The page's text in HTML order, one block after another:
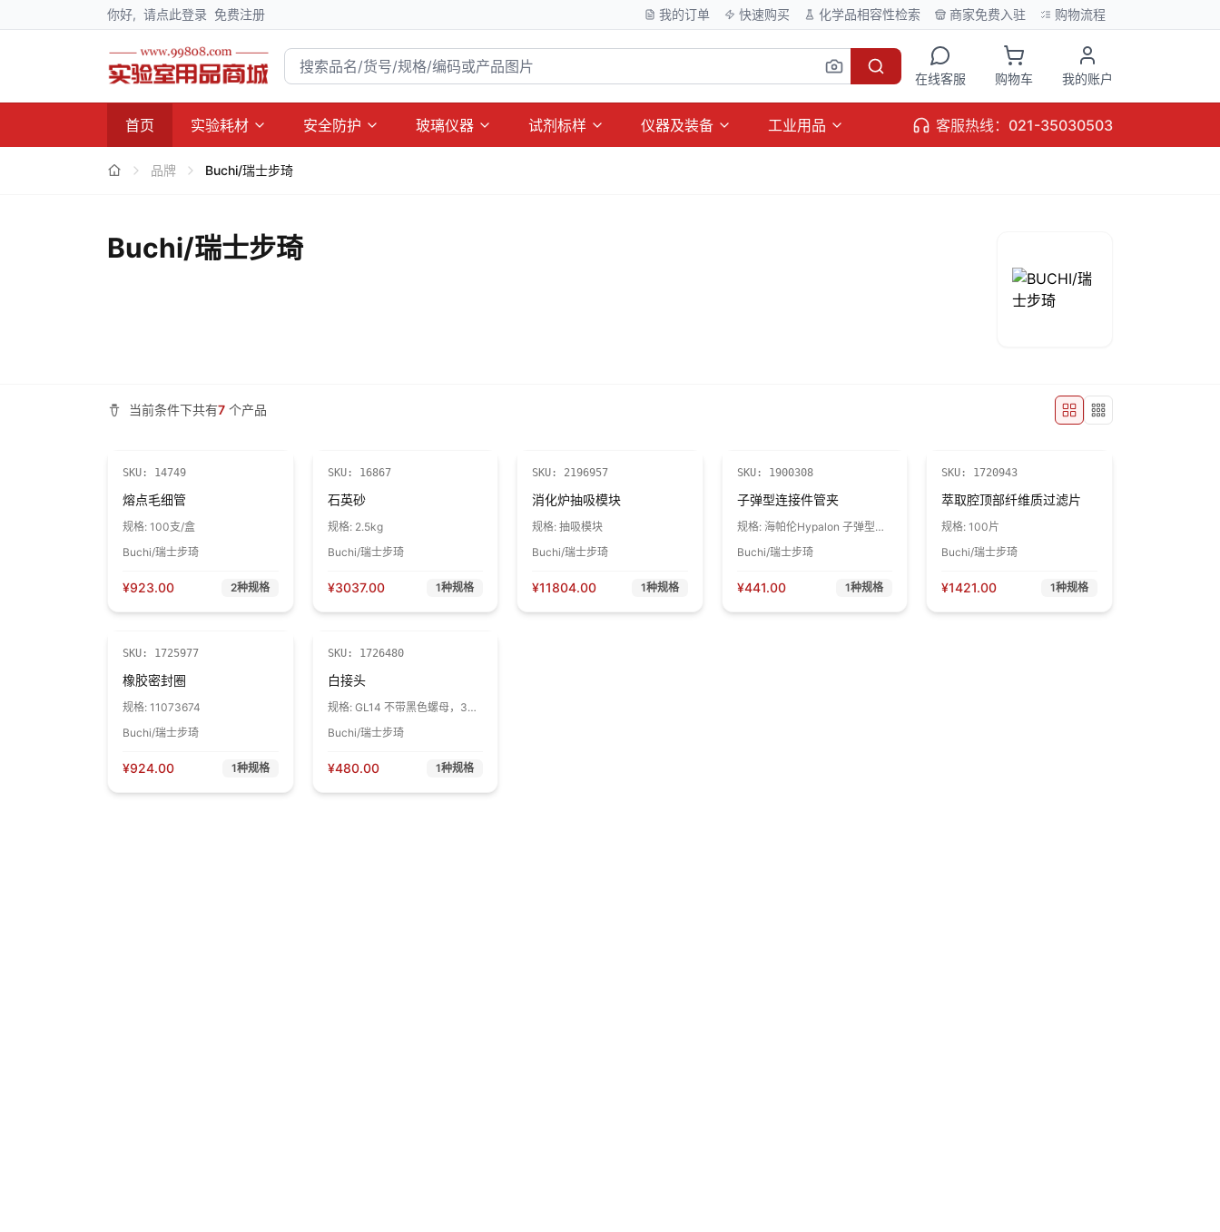
你好, 请点此登录 免费注册 我的订单 快速购买 化学品相容性检索 商家免费入驻 购物流程
在线客服 购物车 我的账户
首页 实验耗材 安全防护 玻璃仪器 试剂标样 仪器及装备 工业用品 客服热线：021-35030503
品牌 Buchi/瑞士步琦
Buchi/瑞士步琦
当前条件下共有7 个产品
SKU: 14749
熔点毛细管
规格: 100支/盒
Buchi/瑞士步琦
¥923.00 2种规格
SKU: 16867
石英砂
规格: 2.5kg
Buchi/瑞士步琦
¥3037.00 1种规格
SKU: 2196957
消化炉抽吸模块
规格:抽吸模块
Buchi/瑞士步琦
¥11804.00 1种规格
SKU: 1900308
子弹型连接件管夹
规格: 海帕伦Hypalon 子弹型连
Buchi/瑞士步琦
¥441.00 1种规格
SKU: 1720943
萃取腔顶部纤维质过滤片
规格:100片
Buchi/瑞士步琦
¥1421.00 1种规格
SKU: 1725977
橡胶密封圈
规格: 11073674
Buchi/瑞士步琦
¥924.00 1种规格
SKU: 1726480
白接头
规格: GL14 不带黑色螺母，3个
Buchi/瑞士步琦
¥480.00 1种规格